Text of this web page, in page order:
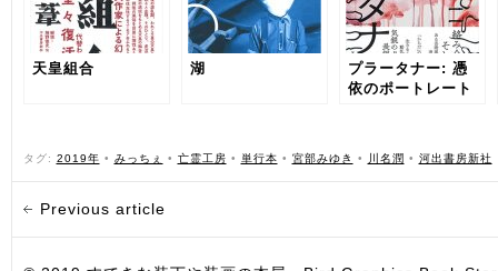
天皇組合 湖
プラータナー: 憑
依のポートレート
タグ: 2019年 • みっちぇ • 亡霊工房 • 単行本 • 宮部みゆき • 川名潤 • 河出書房新社
Previous article